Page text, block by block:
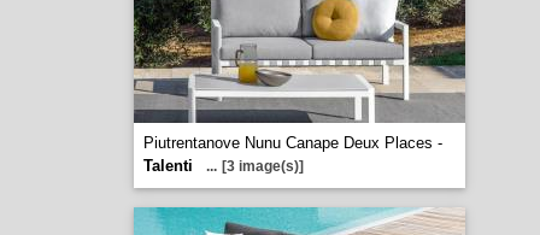
Piutrentanove Nunu Canape Deux Places -
Talenti
... [3 image(s)]